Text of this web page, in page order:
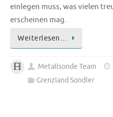
einlegen muss, was vielen
erscheinen mag.
Weiterlesen…
Metallsonde Team
Grenzland Sondler